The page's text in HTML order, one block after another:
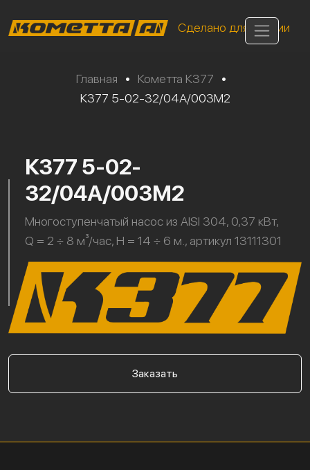
Сделано для России
Главная • Кометта К377
•
К377 5-02-32/04А/003М2
К377 5-02-
32/04А/003М2
Многоступенчатый насос из AISI 304, 0,37 кВт,
Q = 2 ÷ 8 м³/час, H = 14 ÷ 6 м., артикул 13111301
Заказать